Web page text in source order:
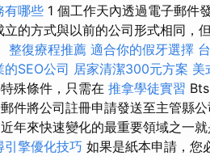
有哪些 1 個工作天內透過電子郵件
立的方式與以前的公司形式相同，但
整復療程推薦 適合你的假牙選擇
的SEO公司 居家清潔300元方案 美
殊條件，只需在 推拿學徒實習 Bts
件將公司註冊申請發送至主管縣公
年來快速變化的最重要領域之一就
引擎優化技巧 如果是紙本申請，您